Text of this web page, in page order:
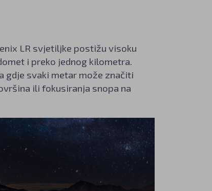
LR svjetiljke postižu visoku
i preko jednog kilometra.
gdje svaki metar može značiti
ili fokusiranja snopa na